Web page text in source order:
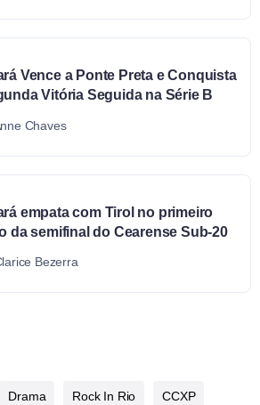
Vence a Ponte Preta e Conquista
Vitória Seguida na Série B
Chaves
empata com Tirol no primeiro
da semifinal do Cearense Sub-20
Bezerra
Drama Rock In Rio CCXP